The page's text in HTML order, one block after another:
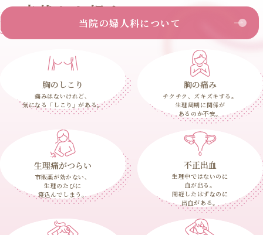
当院の婦人科について
症状から探す
Search by symptoms
胸のしこり
痛みはないけれど、
気になる「しこり」がある。
胸の痛み
チクチク、ズキズキする。
生理周期に関係が
あるのか不安。
生理痛がつらい
市販薬が効かない、
生理のたびに
寝込んでしまう。
不正出血
生理中ではないのに
血が出る。
閉経したはずなのに
出血がある。